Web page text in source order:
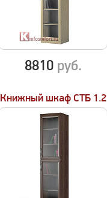
8810 руб.
Книжный шкаф СТБ 1.2